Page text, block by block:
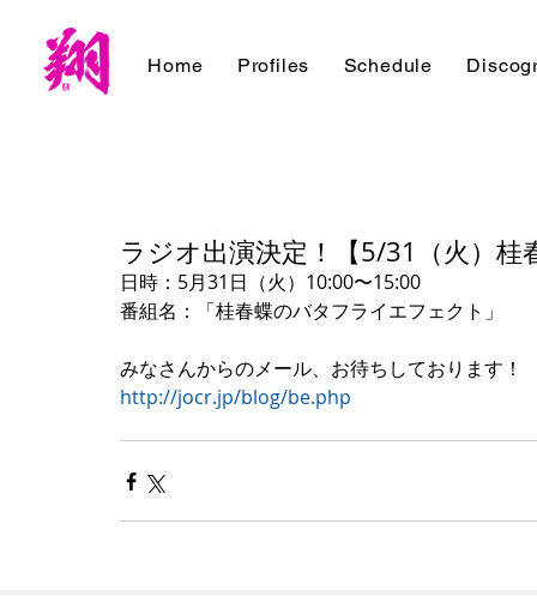
Home Profiles Schedule
ラジオ出演決定！【5/31（火）
日時：5月31日（火）10:00〜15:00
番組名：「桂春蝶のバタフライエフェクト」
みなさんからのメール、お待ちしております！
http://jocr.jp/blog/be.php